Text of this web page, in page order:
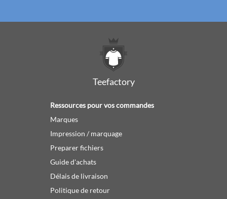
Teefactory
Ressources pour vos commandes
Marques
Impression / marquage
Preparer fichiers
Guide d'achats
Délais de livraison
Politique de retour